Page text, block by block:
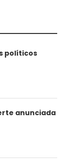
políticos
anunciada